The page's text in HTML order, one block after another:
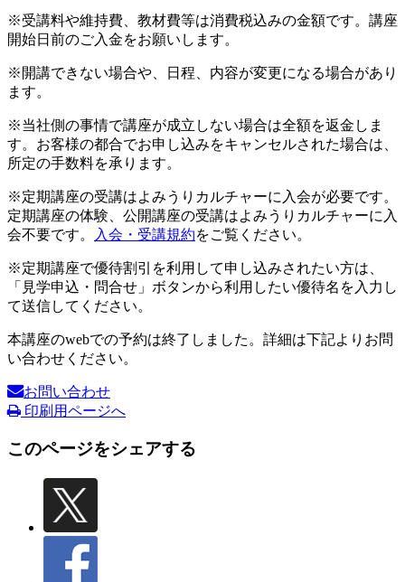
※受講料や維持費、教材費等は消費税込みの金額です。講座
開始日前のご入金をお願いします。
※開講できない場合や、日程、内容が変更になる場合があり
ます。
※当社側の事情で講座が成立しない場合は全額を返金しま
す。お客様の都合でお申し込みをキャンセルされた場合は、
所定の手数料を承ります。
※定期講座の受講はよみうりカルチャーに入会が必要です。
定期講座の体験、公開講座の受講はよみうりカルチャーに入
会不要です。
入会・受講規約をご覧ください。
※定期講座で優待割引を利用して申し込みされたい方は、
「見学申込・問合せ」ボタンから利用したい優待名を入力し
て送信してください。
本講座のwebでの予約は終了しました。詳細は下記よりお問
い合わせください。
お問い合わせ
印刷用ページへ
このページをシェアする